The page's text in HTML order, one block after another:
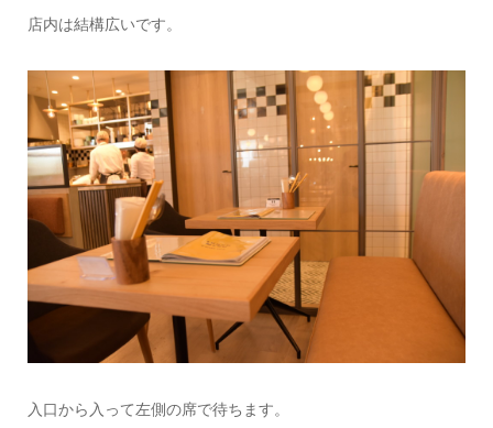
店内は結構広いです。
入口から入って左側の席で待ちます。